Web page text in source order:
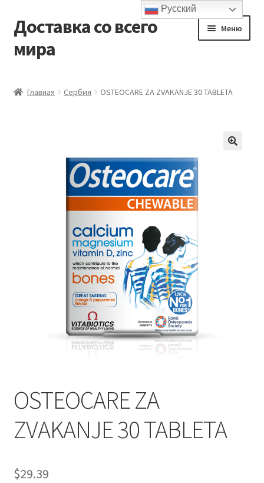
Перейти
к
навигации
Перейти
к
содержимому
Доставка со всего
мира
Меню
Оформление заказа
Подтверждение заказа
Главная Сербия OSTEOCARE ZA ZVAKANJE 30 TABLETA
OSTEOCARE ZA
ZVAKANJE 30 TABLETA
$29.39
Русский